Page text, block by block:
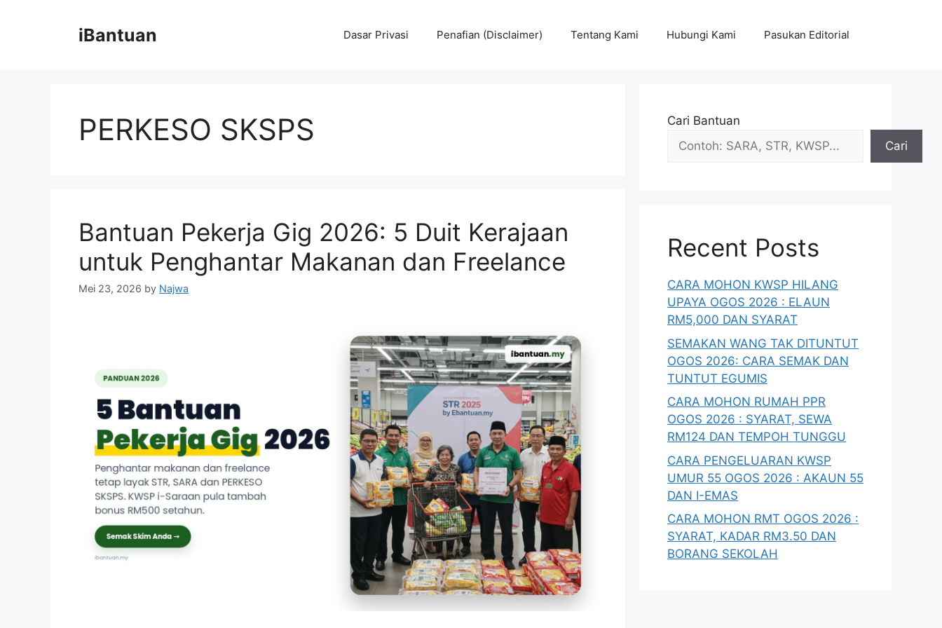
iBantuan Dasar Privasi Penafian (Disclaimer) Tentang Kami Hubungi Kami Pasukan Editorial
PERKESO SKSPS
Bantuan Pekerja Gig 2026: 5 Duit Kerajaan
untuk Penghantar Makanan dan Freelance
Mei 23, 2026 by Najwa
Cari Bantuan
Cari
Recent Posts
CARA MOHON KWSP HILANG
UPAYA OGOS 2026 : ELAUN
RM5,000 DAN SYARAT
SEMAKAN WANG TAK DITUNTUT
OGOS 2026: CARA SEMAK DAN
TUNTUT EGUMIS
CARA MOHON RUMAH PPR
OGOS 2026 : SYARAT, SEWA
RM124 DAN TEMPOH TUNGGU
CARA PENGELUARAN KWSP
UMUR 55 OGOS 2026 : AKAUN 55
DAN I-EMAS
CARA MOHON RMT OGOS 2026 :
SYARAT, KADAR RM3.50 DAN
BORANG SEKOLAH